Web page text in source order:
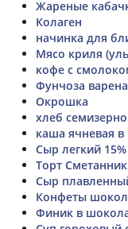
Жареные
Колаген
начинка для
Мясо криля
кофе с
Фунчоза
Окрошка
хлеб
каша ячневая в
Сыр легкий
Торт Сметанник
Сыр
Конфеты
Финик в